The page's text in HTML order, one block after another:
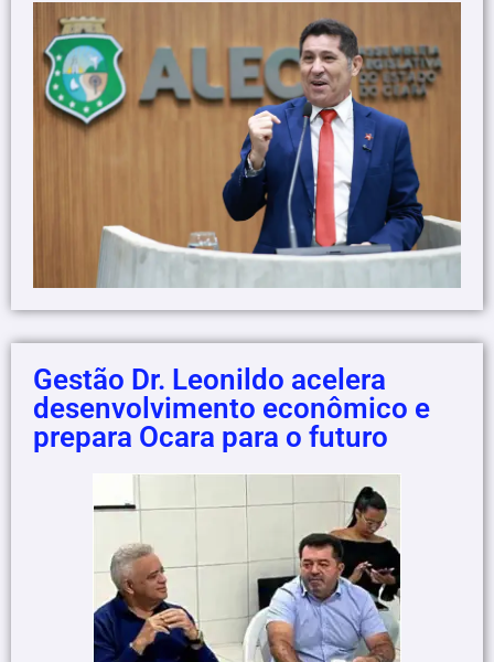
Gestão Dr. Leonildo acelera
desenvolvimento econômico e
prepara Ocara para o futuro